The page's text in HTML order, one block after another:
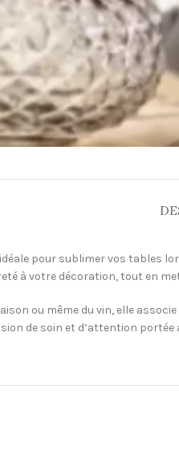
pour sublimer vos tables
à votre décoration, tout en
ou même du vin, elle
de soin et d’attention portée